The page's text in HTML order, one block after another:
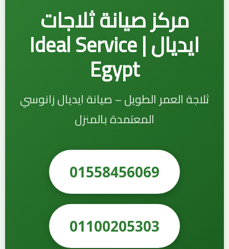
مركز صيانة ثلاجات
ايديال | Ideal Service
Egypt
ثلاجة العمر الطويل – صيانة ايديال زانوسي
المعتمدة بالمنزل
01558456069
01100205303